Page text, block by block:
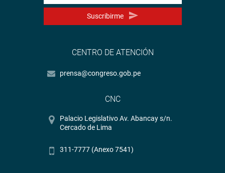
Suscribirme
CENTRO DE ATENCIÓN
prensa@congreso.gob.pe
CNC
Palacio Legislativo Av. Abancay s/n.
Cercado de Lima
311-7777 (Anexo 7541)